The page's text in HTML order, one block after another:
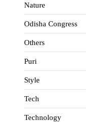
Nature
Odisha Congress
Others
Puri
Style
Tech
Technology